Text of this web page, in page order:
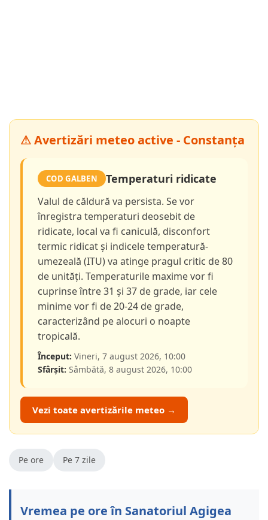
⚠ Avertizări meteo active - Constanța
COD GALBEN Temperaturi ridicate
Valul de căldură va persista. Se vor
înregistra temperaturi deosebit de
ridicate, local va fi caniculă, disconfort
termic ridicat și indicele temperatură-
umezeală (ITU) va atinge pragul critic de 80
de unități. Temperaturile maxime vor fi
cuprinse între 31 și 37 de grade, iar cele
minime vor fi de 20-24 de grade,
caracterizând pe alocuri o noapte
tropicală.
Început: Vineri, 7 august 2026, 10:00
Sfârșit: Sâmbătă, 8 august 2026, 10:00
Vezi toate avertizările meteo →
Pe ore Pe 7 zile
Vremea pe ore în Sanatoriul Agigea